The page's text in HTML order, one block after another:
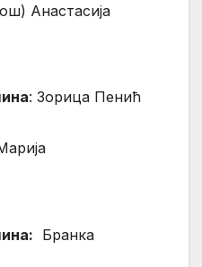
Анастасија
: Зорица Пенић
Бранка